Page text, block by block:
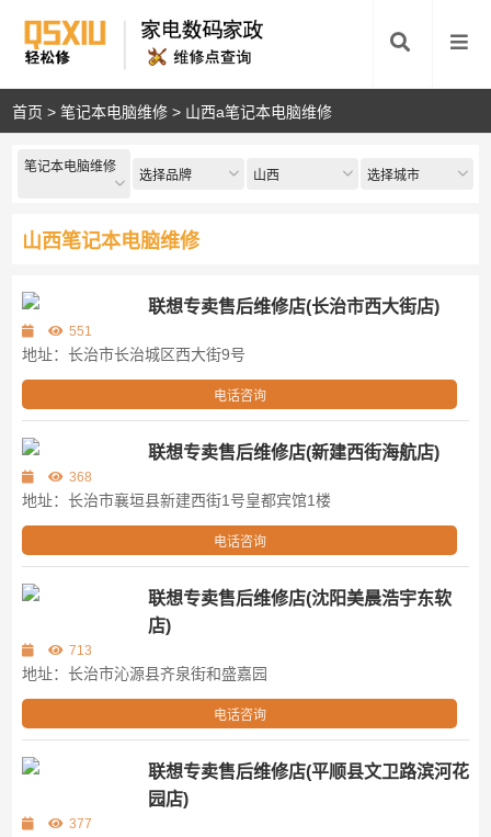
首页 > 笔记本电脑维修 > 山西a笔记本电脑维修
笔记本电脑维修
选择品牌 山西 选择城市
山西笔记本电脑维修
联想专卖售后维修店(长治市西大街店)
551
地址：长治市长治城区西大街9号
电话咨询
联想专卖售后维修店(新建西街海航店)
368
地址：长治市襄垣县新建西街1号皇都宾馆1楼
电话咨询
联想专卖售后维修店(沈阳美晨浩宇东软
店)
713
地址：长治市沁源县齐泉街和盛嘉园
电话咨询
联想专卖售后维修店(平顺县文卫路滨河花
园店)
377